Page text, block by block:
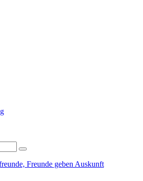
Freunde geben Auskunft